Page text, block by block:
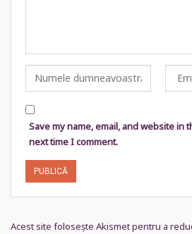
Save my name, email, and website in
next time I comment.
Acest site folosește Akismet pentru a